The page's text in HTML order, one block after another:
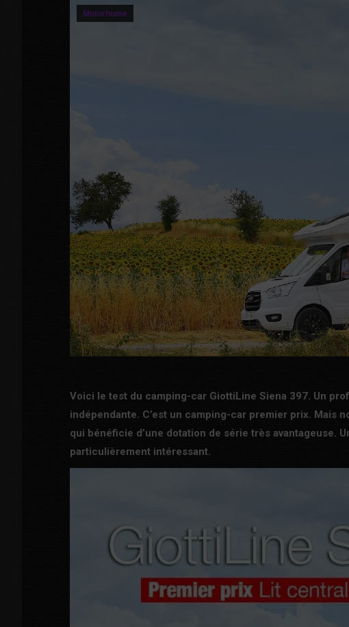
Motorhome
Voici le test du camping-car GiottiLine Siena 397. Un
indépendante. C’est un camping-car premier prix. Mais
qui bénéficie d’une dotation de série très avantageuse.
particulièrement intéressant.